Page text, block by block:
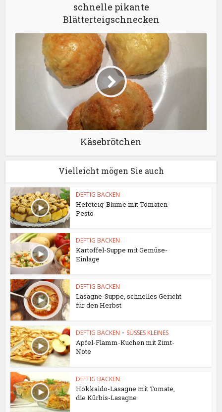
schnelle pikante
Blätterteigschnecken
Käsebrötchen
Vielleicht mögen Sie auch
DEFTIG BACKEN
Hefeteig-Blume mit Tomaten-
Pesto
DEFTIG BACKEN
Kartoffel-Suppe mit Gemüse-
Einlage
DEFTIG BACKEN
Lasagne-Suppe, schnelles Gericht
für den Herbst
DEFTIG BACKEN • SÜSSES KLEINES
Apfel-Flamm-Kuchen mit Zimt-
Note
DEFTIG BACKEN
Hokkaido-Lasagne mit Tomate,
die Kürbis-Lasagne